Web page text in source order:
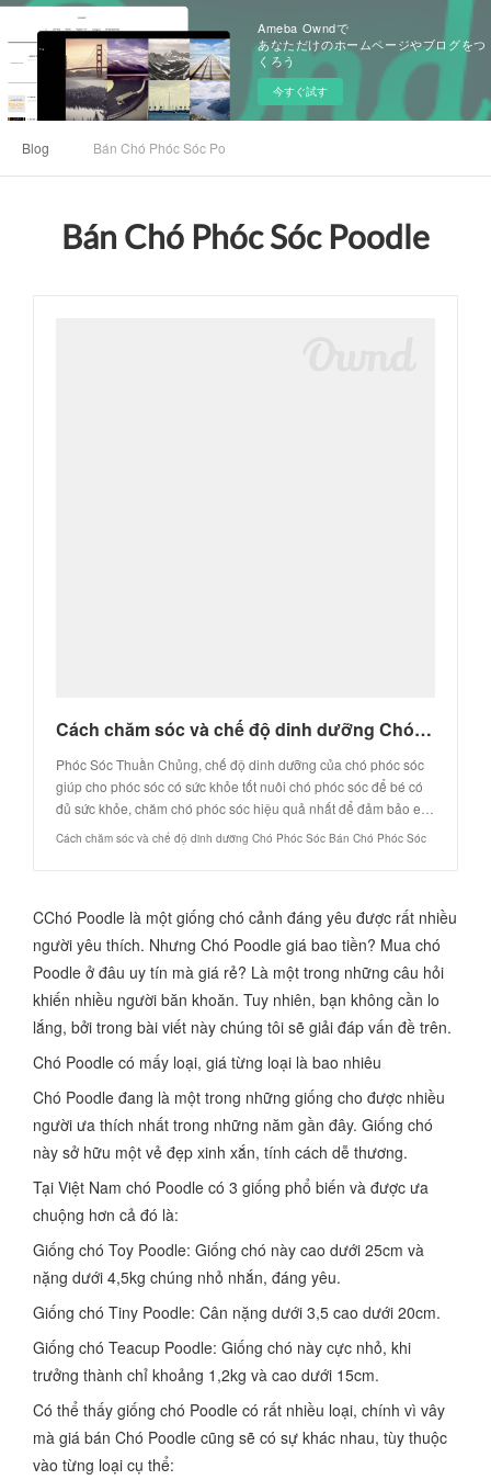
Ameba Owndで
あなただけのホームページやブログをつ
くろう
今すぐ試す
Blog Bán Chó Phóc Sóc Poodle
Bán Chó Phóc Sóc Poodle
Cách chăm sóc và chế độ dinh dưỡng Chó Phóc Sóc Bán Chó Phóc Sóc
Phóc Sóc Thuần Chủng, chế độ dinh dưỡng của chó phóc sóc
giúp cho phóc sóc có sức khỏe tốt nuôi chó phóc sóc để bé có
đủ sức khỏe, chăm chó phóc sóc hiệu quả nhất để đảm bảo e…
Cách chăm sóc và chế độ dinh dưỡng Chó Phóc Sóc Bán Chó Phóc Sóc
CChó Poodle là một giống chó cảnh đáng yêu được rất nhiều
người yêu thích. Nhưng Chó Poodle giá bao tiền? Mua chó
Poodle ở đâu uy tín mà giá rẻ? Là một trong những câu hỏi
khiến nhiều người băn khoăn. Tuy nhiên, bạn không cần lo
lắng, bởi trong bài viết này chúng tôi sẽ giải đáp vấn đề trên.
Chó Poodle có mấy loại, giá từng loại là bao nhiêu
Chó Poodle đang là một trong những giống cho được nhiều
người ưa thích nhất trong những năm gần đây. Giống chó
này sở hữu một vẻ đẹp xinh xắn, tính cách dễ thương.
Tại Việt Nam chó Poodle có 3 giống phổ biến và được ưa
chuộng hơn cả đó là:
Giống chó Toy Poodle: Giống chó này cao dưới 25cm và
nặng dưới 4,5kg chúng nhỏ nhắn, đáng yêu.
Giống chó Tiny Poodle: Cân nặng dưới 3,5 cao dưới 20cm.
Giống chó Teacup Poodle: Giống chó này cực nhỏ, khi
trưởng thành chỉ khoảng 1,2kg và cao dưới 15cm.
Có thể thấy giống chó Poodle có rất nhiều loại, chính vì vây
mà giá bán Chó Poodle cũng sẽ có sự khác nhau, tùy thuộc
vào từng loại cụ thể: